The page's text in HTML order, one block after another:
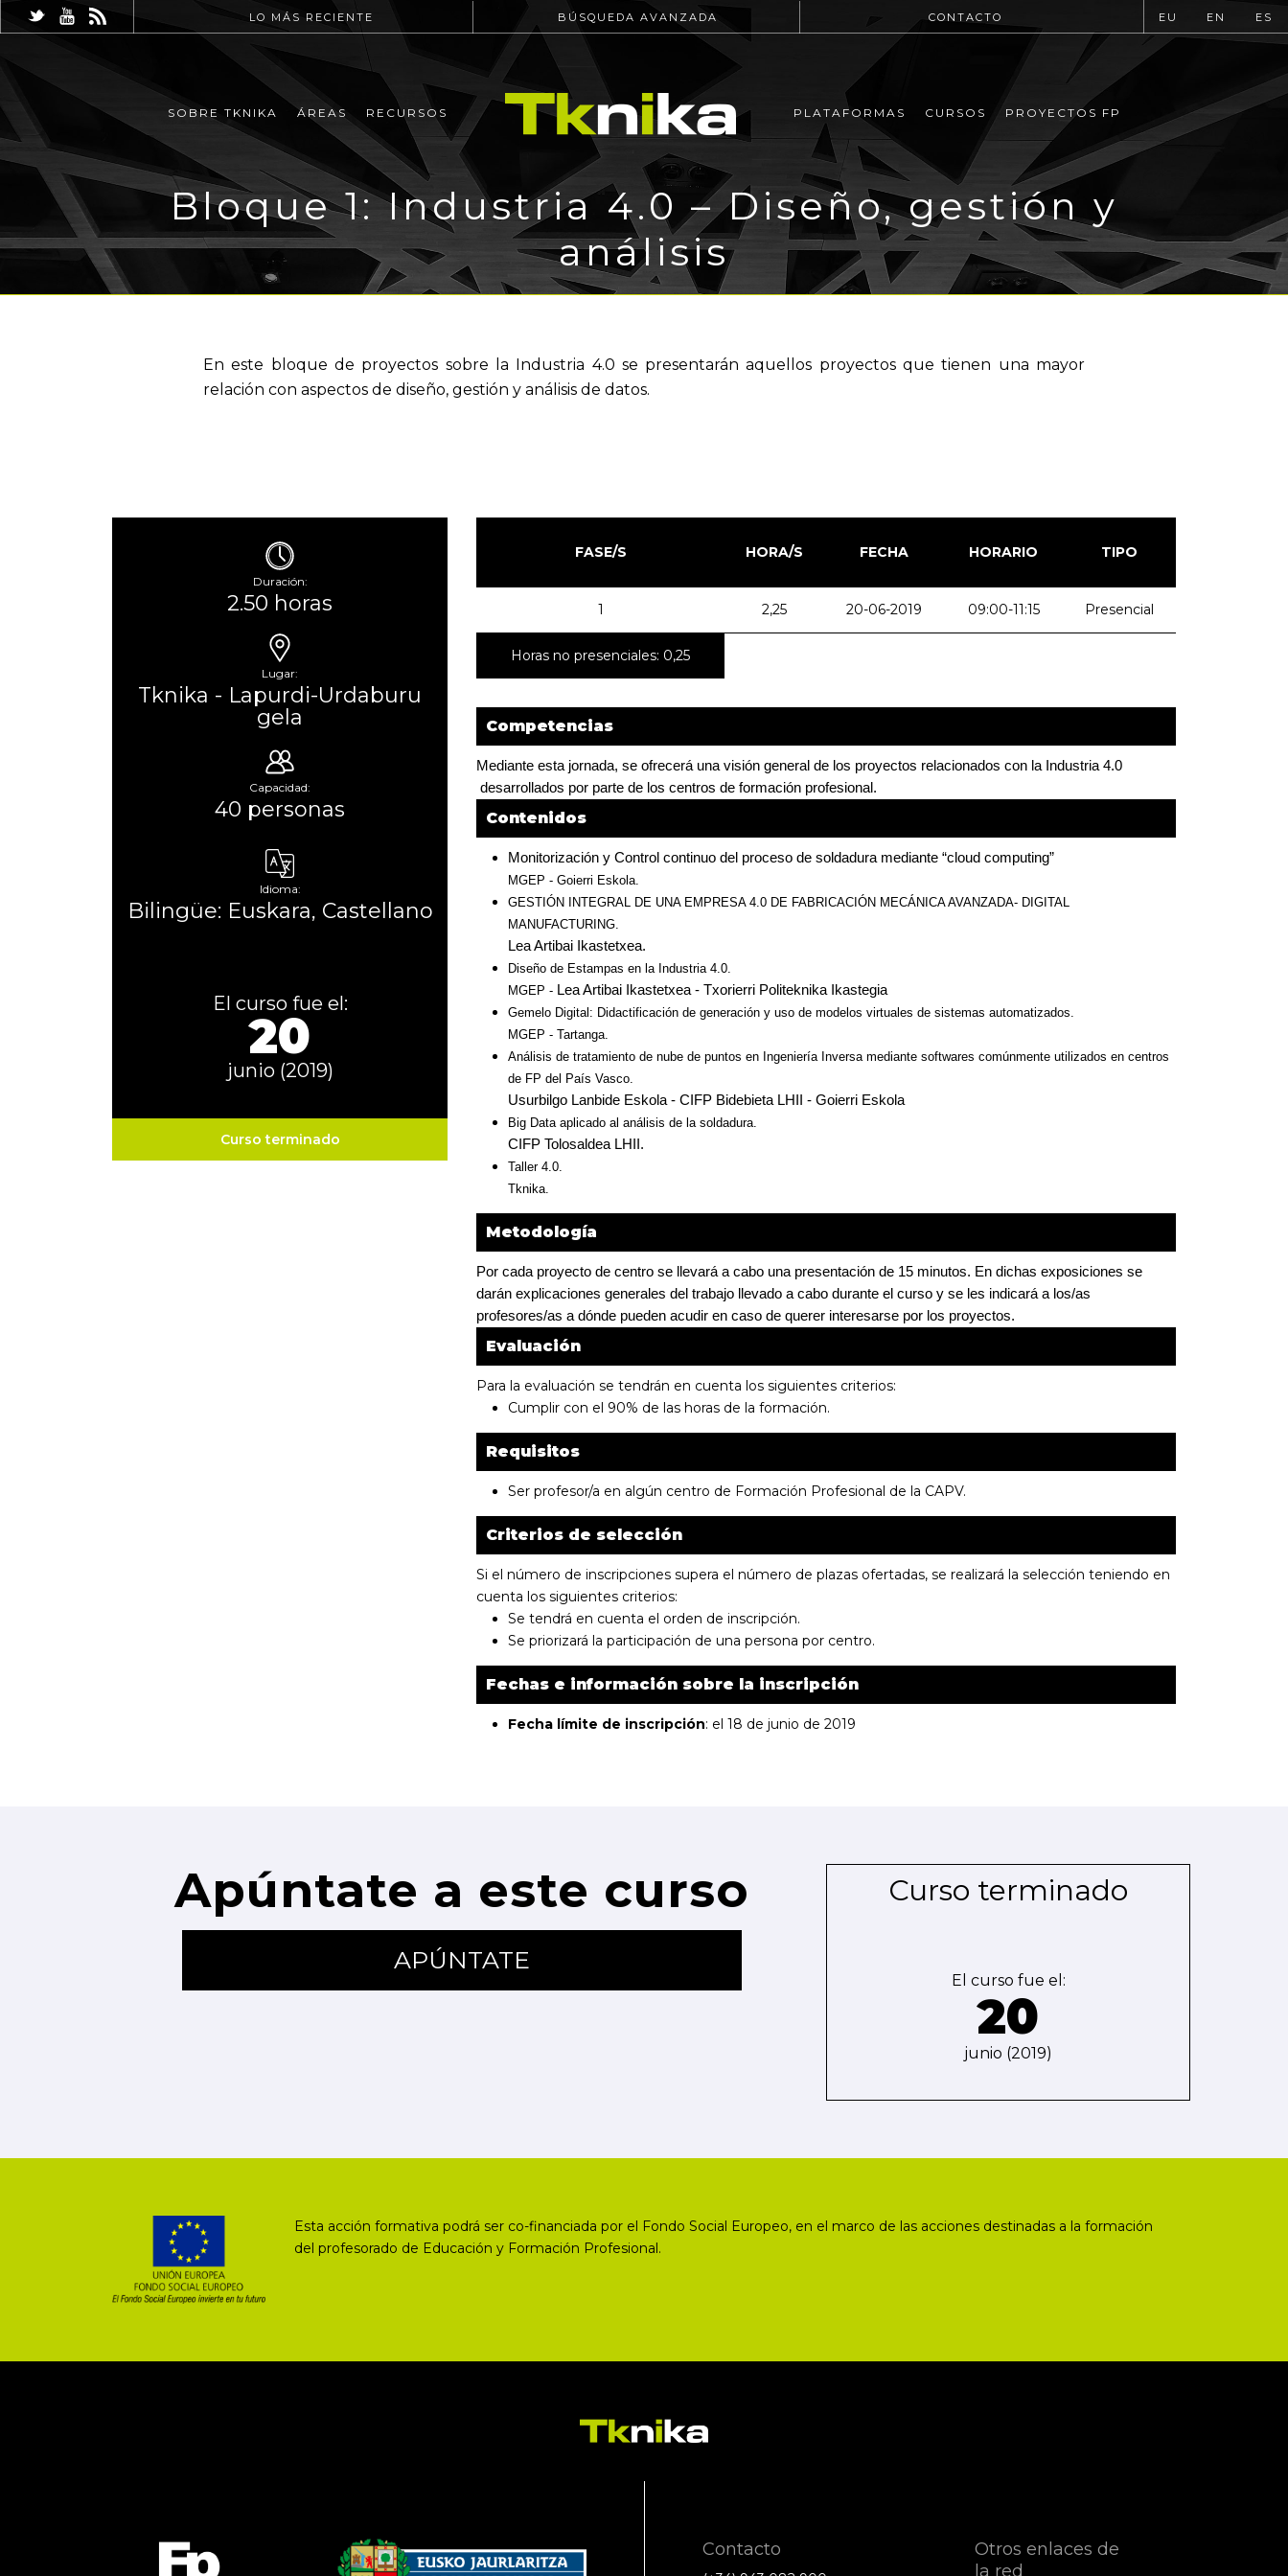
LO MÁS RECIENTE BÚSQUEDA AVANZADA CONTACTO EU EN ES
SOBRE TKNIKA ÁREAS RECURSOS PLATAFORMAS CURSOS PROYECTOS FP
Bloque 1: Industria 4.0 – Diseño, gestión y
análisis
En este bloque de proyectos sobre la Industria 4.0 se presentarán aquellos proyectos que tienen una mayor
relación con aspectos de diseño, gestión y análisis de datos.
Duración:
2.50 horas
Lugar:
Tknika - Lapurdi-Urdaburu
gela
Capacidad:
40 personas
Idioma:
Bilingüe: Euskara, Castellano
El curso fue el:
20
junio (2019)
Curso terminado
FASE/S HORA/S FECHA HORARIO TIPO
1 2,25 20-06-2019 09:00-11:15 Presencial
Horas no presenciales: 0,25
Competencias
Mediante esta jornada, se ofrecerá una visión general de los proyectos relacionados con la Industria 4.0
desarrollados por parte de los centros de formación profesional.
Contenidos
Monitorización y Control continuo del proceso de soldadura mediante “cloud computing”
MGEP - Goierri Eskola.
GESTIÓN INTEGRAL DE UNA EMPRESA 4.0 DE FABRICACIÓN MECÁNICA AVANZADA- DIGITAL
MANUFACTURING.
Lea Artibai Ikastetxea.
Diseño de Estampas en la Industria 4.0.
MGEP - Lea Artibai Ikastetxea - Txorierri Politeknika Ikastegia
Gemelo Digital: Didactificación de generación y uso de modelos virtuales de sistemas automatizados.
MGEP - Tartanga.
Análisis de tratamiento de nube de puntos en Ingeniería Inversa mediante softwares comúnmente utilizados en centros
de FP del País Vasco.
Usurbilgo Lanbide Eskola - CIFP Bidebieta LHII - Goierri Eskola
Big Data aplicado al análisis de la soldadura.
CIFP Tolosaldea LHII.
Taller 4.0.
Tknika.
Metodología
Por cada proyecto de centro se llevará a cabo una presentación de 15 minutos. En dichas exposiciones se
darán explicaciones generales del trabajo llevado a cabo durante el curso y se les indicará a los/as
profesores/as a dónde pueden acudir en caso de querer interesarse por los proyectos.
Evaluación
Para la evaluación se tendrán en cuenta los siguientes criterios:
Cumplir con el 90% de las horas de la formación.
Requisitos
Ser profesor/a en algún centro de Formación Profesional de la CAPV.
Criterios de selección
Si el número de inscripciones supera el número de plazas ofertadas, se realizará la selección teniendo en
cuenta los siguientes criterios:
Se tendrá en cuenta el orden de inscripción.
Se priorizará la participación de una persona por centro.
Fechas e información sobre la inscripción
Fecha límite de inscripción: el 18 de junio de 2019
Apúntate a este curso
APÚNTATE
Curso terminado
El curso fue el:
20
junio (2019)
Esta acción formativa podrá ser co-financiada por el Fondo Social Europeo, en el marco de las acciones destinadas a la formación
del profesorado de Educación y Formación Profesional.
Contacto
Otros enlaces de
la red